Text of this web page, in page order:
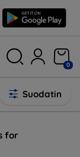
0
Suodatin
for